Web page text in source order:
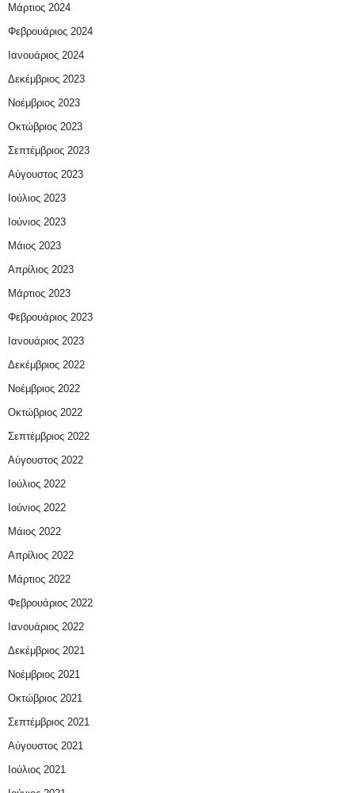
Μάρτιος 2024
Φεβρουάριος 2024
Ιανουάριος 2024
Δεκέμβριος 2023
Νοέμβριος 2023
Οκτώβριος 2023
Σεπτέμβριος 2023
Αύγουστος 2023
Ιούλιος 2023
Ιούνιος 2023
Μάιος 2023
Απρίλιος 2023
Μάρτιος 2023
Φεβρουάριος 2023
Ιανουάριος 2023
Δεκέμβριος 2022
Νοέμβριος 2022
Οκτώβριος 2022
Σεπτέμβριος 2022
Αύγουστος 2022
Ιούλιος 2022
Ιούνιος 2022
Μάιος 2022
Απρίλιος 2022
Μάρτιος 2022
Φεβρουάριος 2022
Ιανουάριος 2022
Δεκέμβριος 2021
Νοέμβριος 2021
Οκτώβριος 2021
Σεπτέμβριος 2021
Αύγουστος 2021
Ιούλιος 2021